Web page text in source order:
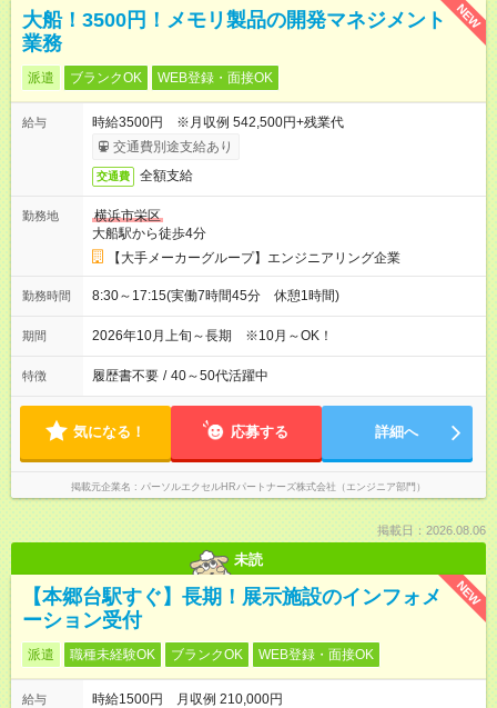
NEW
大船！3500円！メモリ製品の開発マネジメント
業務
派遣 ブランクOK WEB登録・面接OK
給与
時給3500円 ※月収例 542,500円+残業代
交通費別途支給あり
交通費 全額支給
勤務地
横浜市栄区
大船駅から徒歩4分
【大手メーカーグループ】エンジニアリング企業
勤務時間 8:30～17:15(実働7時間45分 休憩1時間)
期間 2026年10月上旬～長期 ※10月～OK！
特徴 履歴書不要 / 40～50代活躍中
気になる！ 応募する 詳細へ
掲載元企業名 パーソルエクセルHRパートナーズ株式会社（エンジニア部門）
掲載日：2026.08.06
未読
NEW
【本郷台駅すぐ】長期！展示施設のインフォメ
ーション受付
派遣 職種未経験OK ブランクOK WEB登録・面接OK
給与
時給1500円 月収例 210,000円